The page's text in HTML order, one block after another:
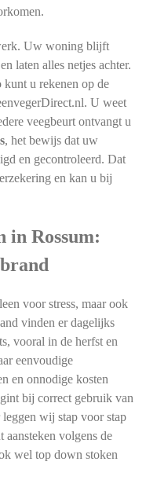
Uw woning blijft
laten alles netjes achter.
kunt u rekenen op de
U weet
veegbeurt ontvangt u
, het bewijs dat uw
en gecontroleerd. Dat
en kan u bij
in Rossum:
voor stress, maar ook
vinden er dagelijks
vooral in de herfst en
eenvoudige
en onnodige kosten
bij correct gebruik van
wij stap voor stap
volgens de
wel top down stoken